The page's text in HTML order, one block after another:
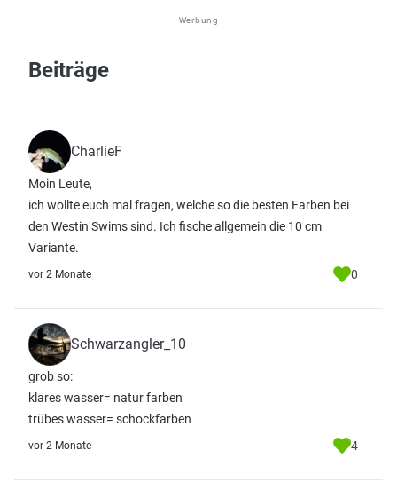
Werbung
Beiträge
CharlieF
Moin Leute,
ich wollte euch mal fragen, welche so die besten Farben bei
den Westin Swims sind. Ich fische allgemein die 10 cm
Variante.
vor 2 Monate 0
Schwarzangler_10
grob so:
klares wasser= natur farben
trübes wasser= schockfarben
vor 2 Monate 4